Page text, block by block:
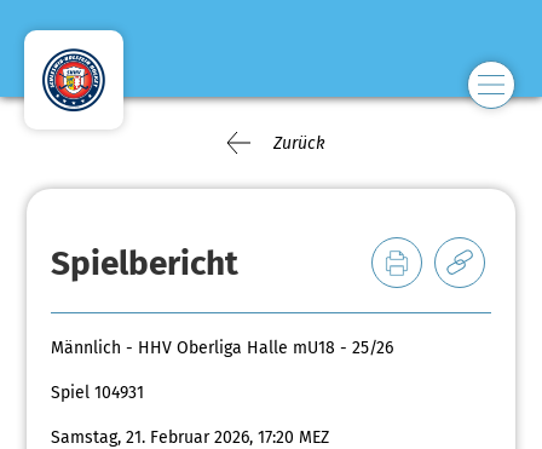
Zurück
Spielbericht
Männlich - HHV Oberliga Halle mU18 - 25/26
Spiel 104931
Samstag, 21. Februar 2026, 17:20 MEZ